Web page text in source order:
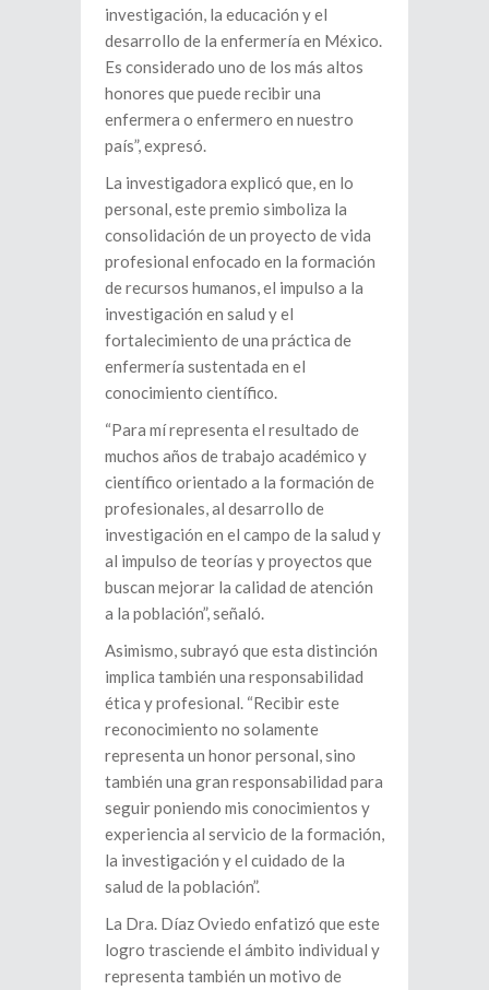
investigación, la educación y el
desarrollo de la enfermería en México.
Es considerado uno de los más altos
honores que puede recibir una
enfermera o enfermero en nuestro
país”, expresó.
La investigadora explicó que, en lo
personal, este premio simboliza la
consolidación de un proyecto de vida
profesional enfocado en la formación
de recursos humanos, el impulso a la
investigación en salud y el
fortalecimiento de una práctica de
enfermería sustentada en el
conocimiento científico.
“Para mí representa el resultado de
muchos años de trabajo académico y
científico orientado a la formación de
profesionales, al desarrollo de
investigación en el campo de la salud y
al impulso de teorías y proyectos que
buscan mejorar la calidad de atención
a la población”, señaló.
Asimismo, subrayó que esta distinción
implica también una responsabilidad
ética y profesional. “Recibir este
reconocimiento no solamente
representa un honor personal, sino
también una gran responsabilidad para
seguir poniendo mis conocimientos y
experiencia al servicio de la formación,
la investigación y el cuidado de la
salud de la población”.
La Dra. Díaz Oviedo enfatizó que este
logro trasciende el ámbito individual y
representa también un motivo de